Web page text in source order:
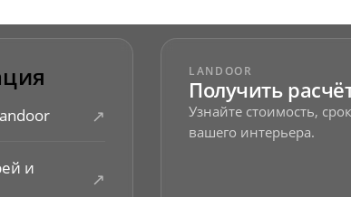
↗
и
↗
LANDOOR
Получить
Узнайте стоимость,
вашего интерьера.